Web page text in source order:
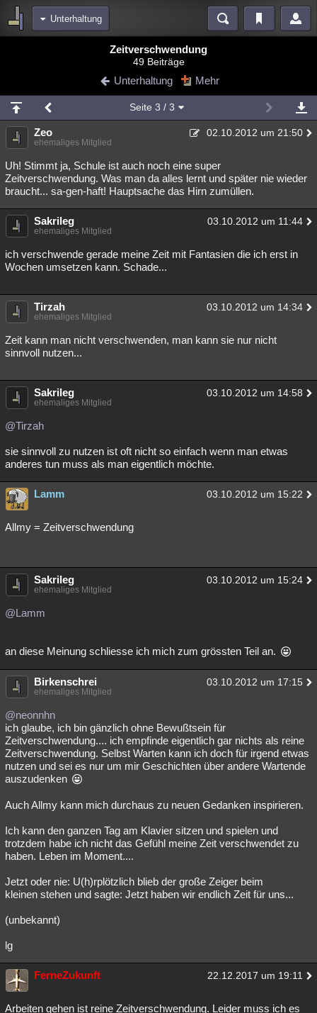
Unterhaltung
Blogs
Chat Wiki Neuigkeiten
meine Rubriken
Menschen Mystery Kriminalfälle
Spiritualität Verschwörungen Technologie
Natur Umfragen Unterhaltung
weitere Rubriken
Philosophie Träume
Astronomie Helpdesk Gruppen
Übersichten
Zeitverschwendung
49 Beiträge
Unterhaltung Mehr
Seite 3 / 3
Zeo 02.10.2012 um 21:50
ehemaliges Mitglied
Uh! Stimmt ja, Schule ist auch noch eine super
Zeitverschwendung. Was man da alles lernt und später nie wieder
braucht... sa-gen-haft! Hauptsache das Hirn zumüllen.
Sakrileg 03.10.2012 um 11:44
ehemaliges Mitglied
ich verschwende gerade meine Zeit mit Fantasien die ich erst in
Wochen umsetzen kann. Schade...
Tirzah 03.10.2012 um 14:34
ehemaliges Mitglied
Zeit kann man nicht verschwenden, man kann sie nur nicht
sinnvoll nutzen...
Sakrileg 03.10.2012 um 14:58
ehemaliges Mitglied
@Tirzah
sie sinnvoll zu nutzen ist oft nicht so einfach wenn man etwas
anderes tun muss als man eigentlich möchte.
Lamm 03.10.2012 um 15:22
Allmy = Zeitverschwendung
Sakrileg 03.10.2012 um 15:24
ehemaliges Mitglied
@Lamm
an diese Meinung schliesse ich mich zum grössten Teil an.
Birkenschrei 03.10.2012 um 17:15
ehemaliges Mitglied
@neonnhn
ich glaube, ich bin gänzlich ohne Bewußtsein für
Zeitverschwendung.... ich empfinde eigentlich gar nichts als reine
Zeitverschwendung. Selbst Warten kann ich doch für irgend etwas
nutzen und sei es nur um mir Geschichten über andere Wartende
auszudenken
Auch Allmy kann mich durchaus zu neuen Gedanken inspirieren.
Ich kann den ganzen Tag am Klavier sitzen und spielen und
trotzdem habe ich nicht das Gefühl meine Zeit verschwendet zu
haben. Leben im Moment....
Jetzt oder nie: U(h)rplötzlich blieb der große Zeiger beim
kleinen stehen und sagte: Jetzt haben wir endlich Zeit für uns...
(unbekannt)
lg
FerneZukunft 22.12.2017 um 19:11
Arbeiten gehen ist reine Zeitverschwendung. Leider muss ich es